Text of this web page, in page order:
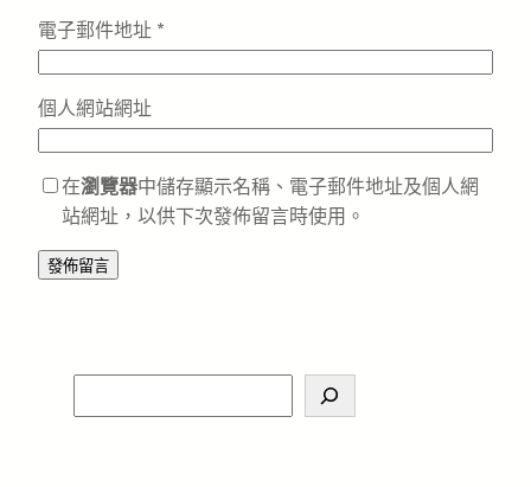
電子郵件地址 *
個人網站網址
在瀏覽器中儲存顯示名稱、電子郵件地址及個人網
站網址，以供下次發佈留言時使用。
e